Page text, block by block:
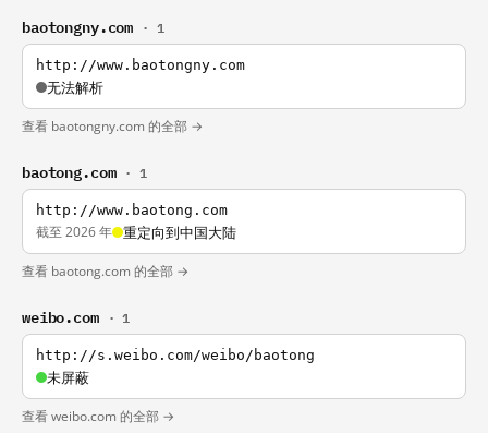
baotongny.com · 1
http://www.baotongny.com
无法解析
查看 baotongny.com 的全部 →
baotong.com · 1
http://www.baotong.com
截至 2026 年 重定向到中国大陆
查看 baotong.com 的全部 →
weibo.com · 1
http://s.weibo.com/weibo/baotong
未屏蔽
查看 weibo.com 的全部 →